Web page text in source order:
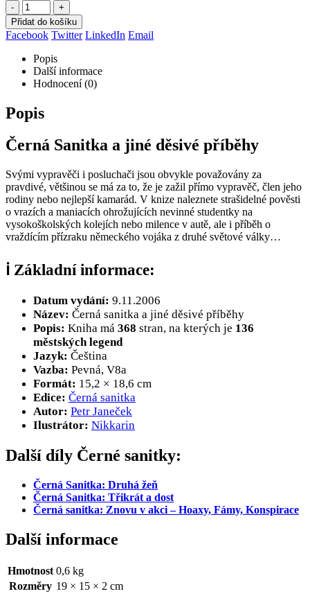
-
+
Přidat do košíku
Facebook Twitter LinkedIn Email
Popis
Další informace
Hodnocení (0)
Popis
Černá Sanitka a jiné děsivé příběhy
Svými vypravěči i posluchači jsou obvykle považovány za
pravdivé, většinou se má za to, že je zažil přímo vypravěč, člen jeho
rodiny nebo nejlepší kamarád. V knize naleznete strašidelné pověsti
o vrazích a maniacích ohrožujících nevinné studentky na
vysokoškolských kolejích nebo milence v autě, ale i příběh o
vraždícím přízraku německého vojáka z druhé světové války…
ℹ️ Základní informace:
Datum vydání: 9.11.2006
Název: Černá sanitka a jiné děsivé příběhy
Popis: Kniha má 368 stran, na kterých je 136
městských legend
Jazyk: Čeština
Vazba: Pevná, V8a
Formát: 15,2 × 18,6 cm
Edice: Černá sanitka
Autor: Petr Janeček
Ilustrátor: Nikkarin
Další díly Černé sanitky:
Černá Sanitka: Druhá žeň
Černá Sanitka: Třikrát a dost
Černá sanitka: Znovu v akci – Hoaxy, Fámy, Konspirace
Další informace
Hmotnost 0,6 kg
Rozměry 19 × 15 × 2 cm